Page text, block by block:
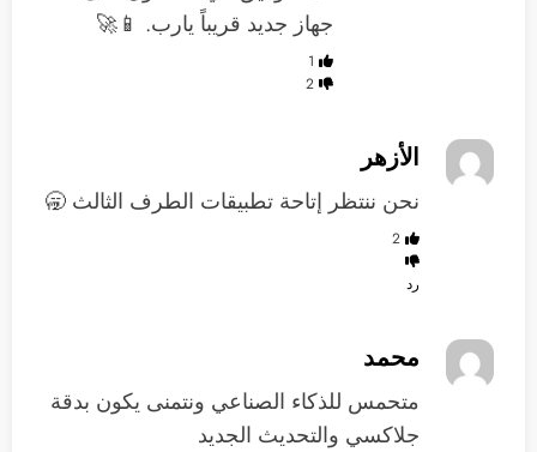
جهاز جديد قريباً يارب. 📱🚀
1
2
الأزهر
نحن ننتظر إتاحة تطبيقات الطرف الثالث 🥱
2
رد
محمد
متحمس للذكاء الصناعي ونتمنى يكون بدقة
جلاكسي والتحديث الجديد